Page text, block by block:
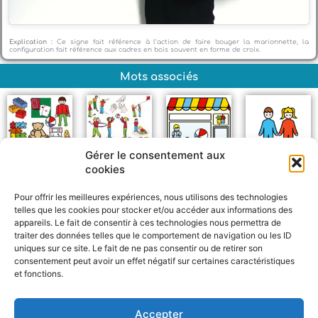
Gérer le consentement aux
cookies
Pour offrir les meilleures expériences, nous utilisons des technologies
telles que les cookies pour stocker et/ou accéder aux informations des
appareils. Le fait de consentir à ces technologies nous permettra de
traiter des données telles que le comportement de navigation ou les ID
uniques sur ce site. Le fait de ne pas consentir ou de retirer son
consentement peut avoir un effet négatif sur certaines caractéristiques
et fonctions.
Accepter
Explication : Ce signe fait référence à l’action de faire bouger la marionnette, la
configuration fait référence aux cadres en bois souvent en forme de croix.
Mots associés
Jeux Enfants
a
h
e
s
a